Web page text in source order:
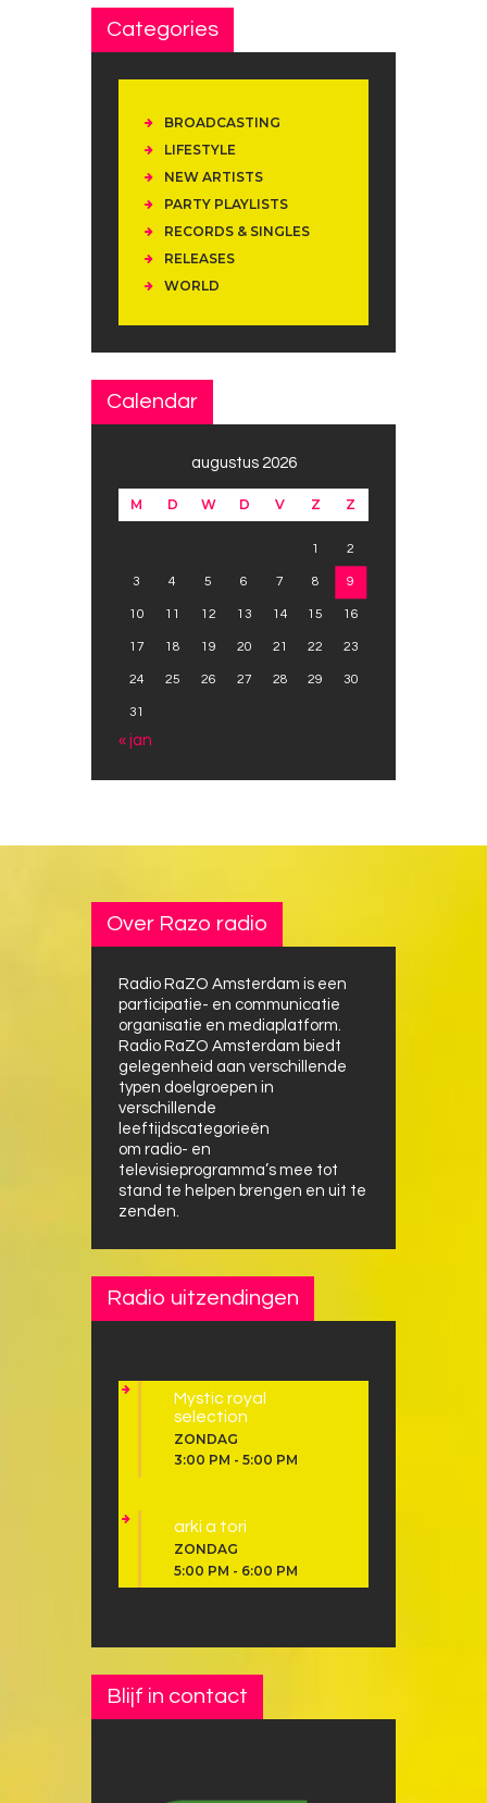
Categories
BROADCASTING
LIFESTYLE
NEW ARTISTS
PARTY PLAYLISTS
RECORDS & SINGLES
RELEASES
WORLD
Calendar
augustus 2026
M D W D V Z Z
1 2
3 4 5 6 7 8 9
10 11 12 13 14 15 16
17 18 19 20 21 22 23
24 25 26 27 28 29 30
31
« jan
Over Razo radio
Radio RaZO Amsterdam is een
participatie- en communicatie
organisatie en mediaplatform.
Radio RaZO Amsterdam biedt
gelegenheid aan verschillende
typen doelgroepen in
verschillende
leeftijdscategorieën
om radio- en
televisieprogramma’s mee tot
stand te helpen brengen en uit te
zenden.
Radio uitzendingen
Mystic royal
selection
ZONDAG
3:00 PM - 5:00 PM
arki a tori
ZONDAG
5:00 PM - 6:00 PM
Blijf in contact